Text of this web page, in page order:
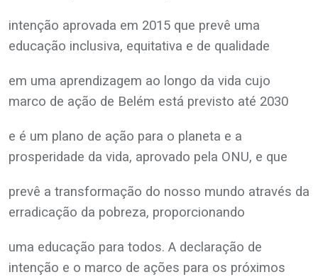
intenção aprovada em 2015 que prevê uma
educação inclusiva, equitativa e de qualidade
em uma aprendizagem ao longo da vida cujo
marco de ação de Belém está previsto até 2030
e é um plano de ação para o planeta e a
prosperidade da vida, aprovado pela ONU, e que
prevê a transformação do nosso mundo através da
erradicação da pobreza, proporcionando
uma educação para todos. A declaração de
intenção e o marco de ações para os próximos